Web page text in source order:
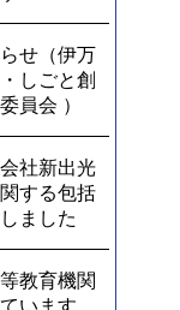
せ（伊万
しごと創
員会 ）
社新出光
する包括
ました
教育機関
います